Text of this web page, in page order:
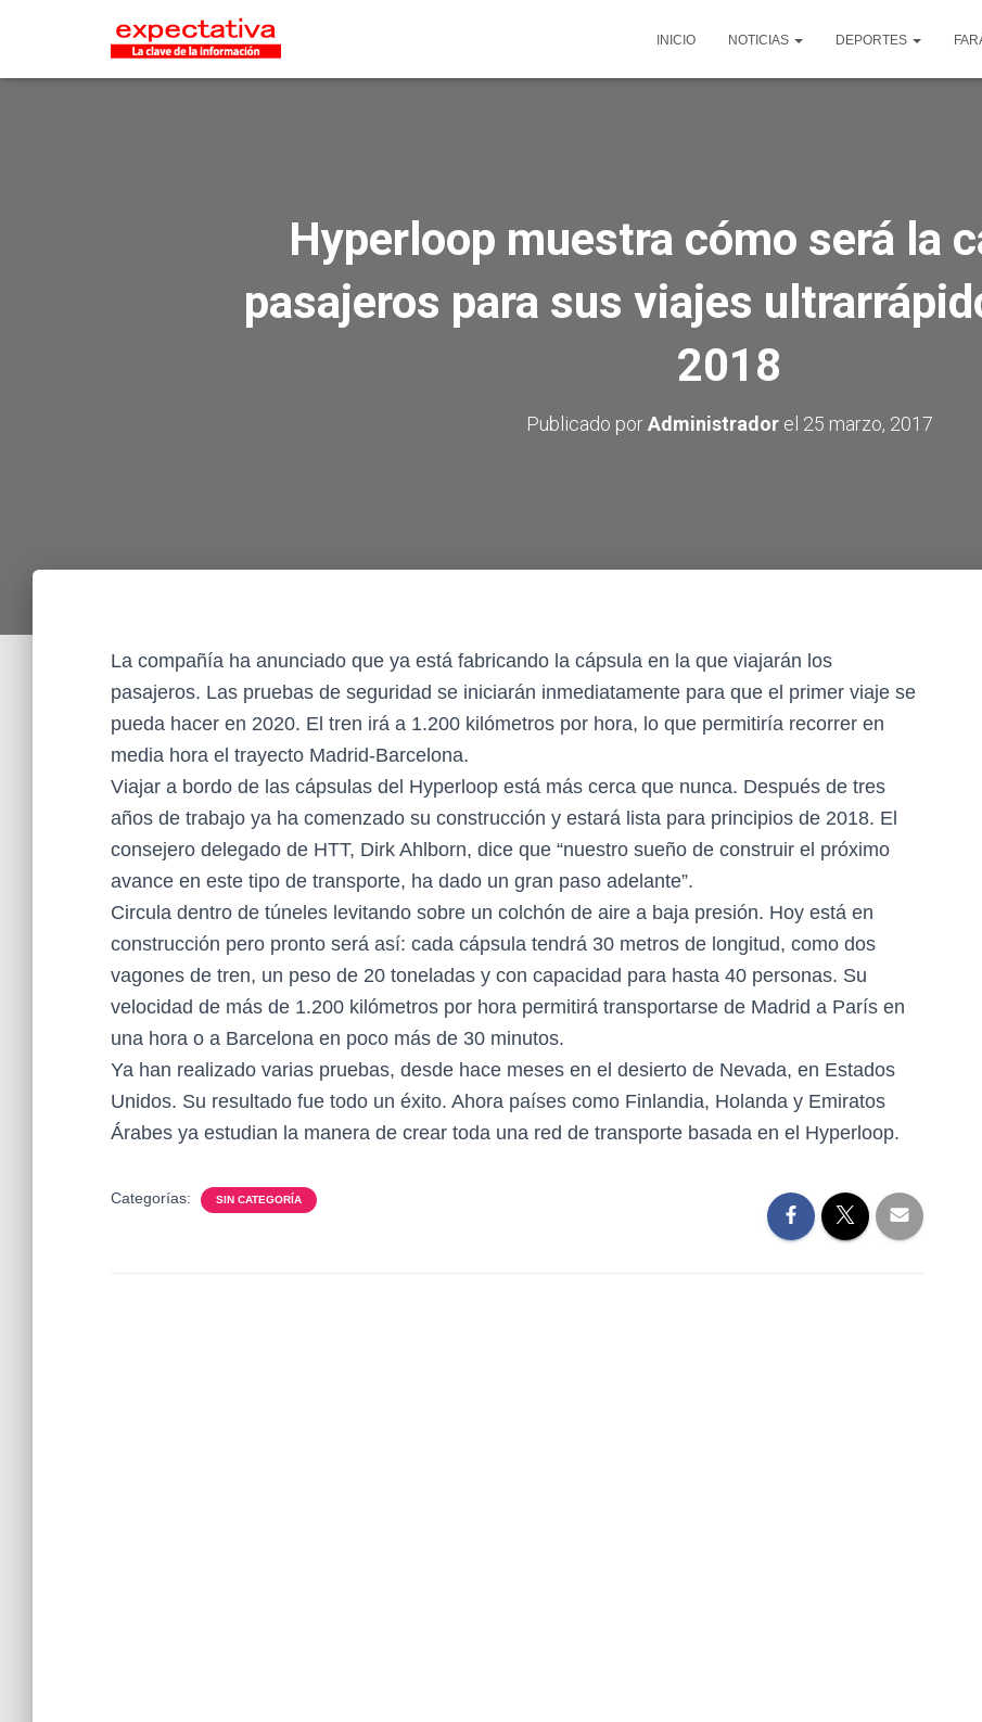
INICIO NOTICIAS DEPORTES
Hyperloop muestra cómo será la
pasajeros para sus viajes
2018
Publicado porAdministradorel 25 marzo, 2017
La compañía ha anunciado que ya está fabricando la cápsula en la que viajarán los
pasajeros. Las pruebas de seguridad se iniciarán inmediatamente para que el primer viaje se
pueda hacer en 2020. El tren irá a 1.200 kilómetros por hora, lo que permitiría recorrer en
media hora el trayecto Madrid-Barcelona.
Viajar a bordo de las cápsulas del Hyperloop está más cerca que nunca. Después de tres
años de trabajo ya ha comenzado su construcción y estará lista para principios de 2018. El
consejero delegado de HTT, Dirk Ahlborn, dice que “nuestro sueño de construir el próximo
avance en este tipo de transporte, ha dado un gran paso adelante”.
Circula dentro de túneles levitando sobre un colchón de aire a baja presión. Hoy está en
construcción pero pronto será así: cada cápsula tendrá 30 metros de longitud, como dos
vagones de tren, un peso de 20 toneladas y con capacidad para hasta 40 personas. Su
velocidad de más de 1.200 kilómetros por hora permitirá transportarse de Madrid a París en
una hora o a Barcelona en poco más de 30 minutos.
Ya han realizado varias pruebas, desde hace meses en el desierto de Nevada, en Estados
Unidos. Su resultado fue todo un éxito. Ahora países como Finlandia, Holanda y Emiratos
Árabes ya estudian la manera de crear toda una red de transporte basada en el Hyperloop.
Categorías: SIN CATEGORÍA